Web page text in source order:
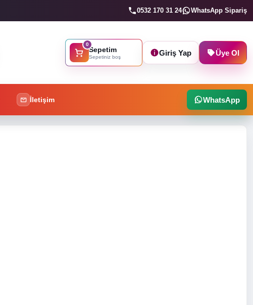
0532 170 31 24 WhatsApp Sipariş
0
Sepetim
Sepetiniz boş Giriş Yap Üye Ol
İletişim WhatsApp